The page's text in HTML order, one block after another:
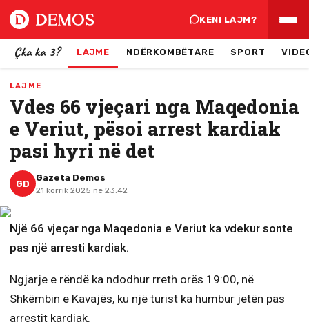
KENI LAJM?
Çka ka 3? LAJME NDËRKOMBËTARE SPORT
LAJME
Vdes 66 vjeçari nga Maqedonia
e Veriut, pësoi arrest kardiak
pasi hyri në det
GD
Gazeta Demos
21 korrik 2025 në 23:42
Një 66 vjeçar nga Maqedonia e Veriut ka vdekur sonte
pas një arresti kardiak.
Ngjarje e rëndë ka ndodhur rreth orës 19:00, në
Shkëmbin e Kavajës, ku një turist ka humbur jetën pas
arrestit kardiak.